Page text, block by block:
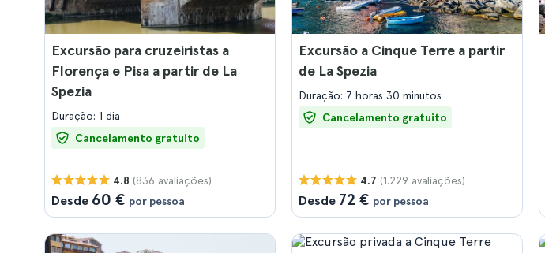
Excursão para cruzeiristas a
Florença e Pisa a partir de La
Spezia
Duração: 1 dia
Cancelamento gratuito
4.8 (836 avaliações)
Desde 60 € por pessoa
Excursão a Cinque Terre a partir
de La Spezia
Duração: 7 horas 30 minutos
Cancelamento gratuito
4.7 (1.229 avaliações)
Desde 72 € por pessoa